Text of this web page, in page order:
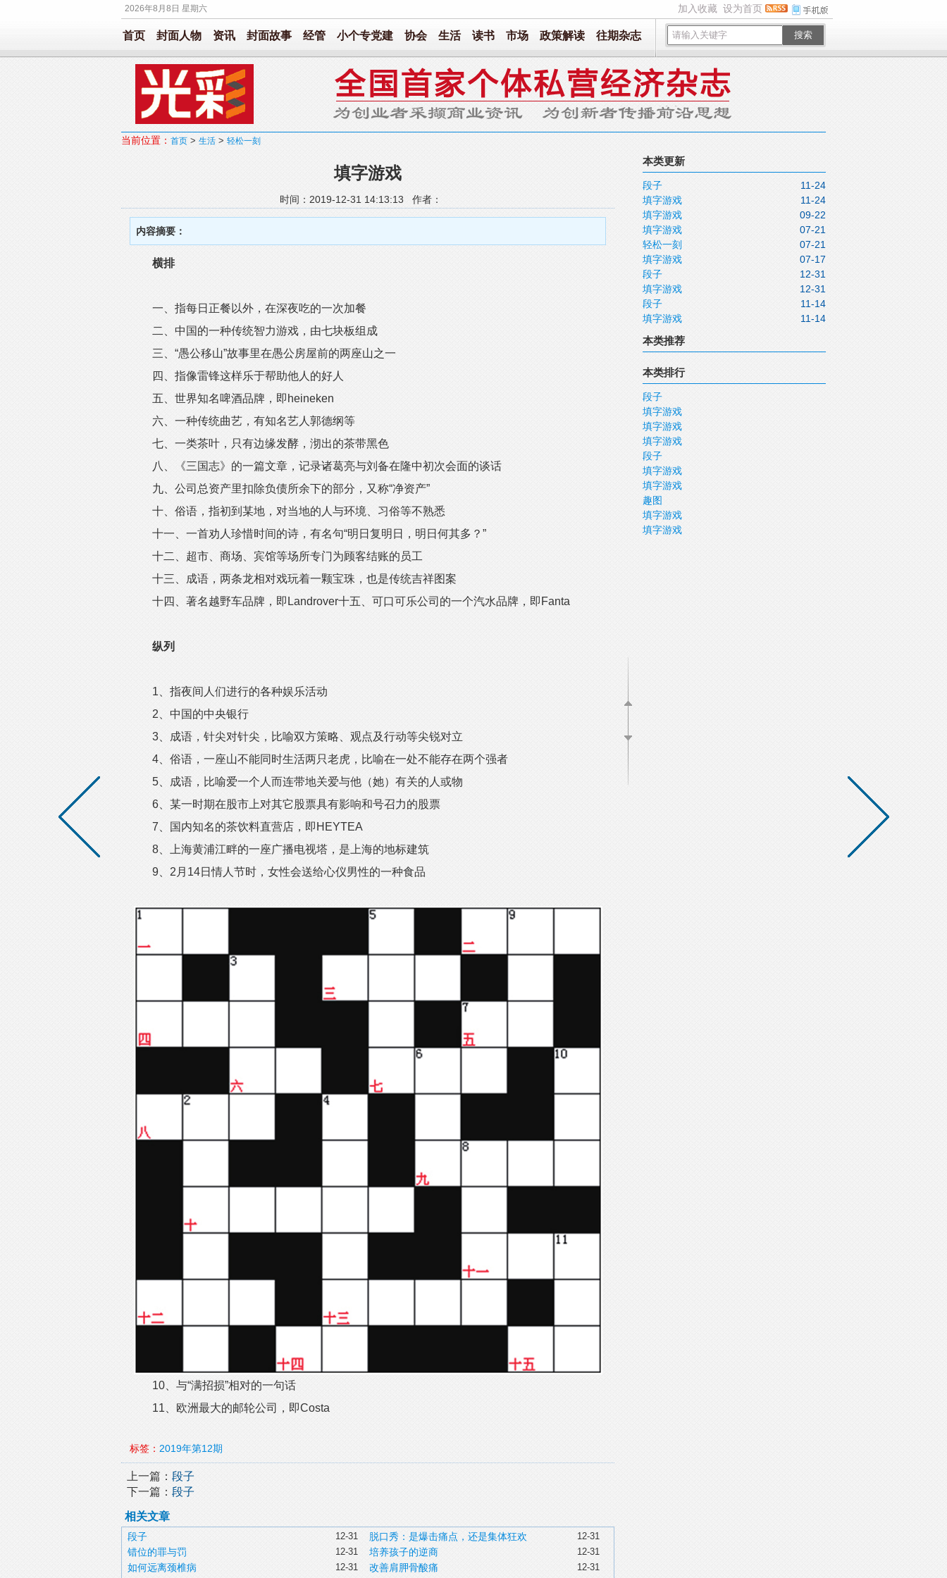
2026年8月8日 星期六 加入收藏 设为首页
搜索
首页 封面人物 资讯 封面故事 经管 小个专党建 协会 生活 读书 市场 政策解读 往期杂志
当前位置： 首页 > 生活 > 轻松一刻
填字游戏
时间：2019-12-31 14:13:13 作者：
内容摘要：
横排
一、指每日正餐以外，在深夜吃的一次加餐
二、中国的一种传统智力游戏，由七块板组成
三、“愚公移山”故事里在愚公房屋前的两座山之一
四、指像雷锋这样乐于帮助他人的好人
五、世界知名啤酒品牌，即heineken
六、一种传统曲艺，有知名艺人郭德纲等
七、一类茶叶，只有边缘发酵，沏出的茶带黑色
八、《三国志》的一篇文章，记录诸葛亮与刘备在隆中初次会面的谈话
九、公司总资产里扣除负债所余下的部分，又称“净资产”
十、俗语，指初到某地，对当地的人与环境、习俗等不熟悉
十一、一首劝人珍惜时间的诗，有名句“明日复明日，明日何其多？”
十二、超市、商场、宾馆等场所专门为顾客结账的员工
十三、成语，两条龙相对戏玩着一颗宝珠，也是传统吉祥图案
十四、著名越野车品牌，即Landrover十五、可口可乐公司的一个汽水品牌，即Fanta
纵列
1、指夜间人们进行的各种娱乐活动
2、中国的中央银行
3、成语，针尖对针尖，比喻双方策略、观点及行动等尖锐对立
4、俗语，一座山不能同时生活两只老虎，比喻在一处不能存在两个强者
5、成语，比喻爱一个人而连带地关爱与他（她）有关的人或物
6、某一时期在股市上对其它股票具有影响和号召力的股票
7、国内知名的茶饮料直营店，即HEYTEA
8、上海黄浦江畔的一座广播电视塔，是上海的地标建筑
9、2月14日情人节时，女性会送给心仪男性的一种食品
10、与“满招损”相对的一句话
11、欧洲最大的邮轮公司，即Costa
标签： 2019年第12期
上一篇： 段子
下一篇： 段子
相关文章
12-31
段子 12-31
脱口秀：是爆击痛点，还是集体狂欢
12-31
错位的罪与罚 12-31
培养孩子的逆商
12-31
如何远离颈椎病 12-31
改善肩胛骨酸痛
本类更新
11-24
段子
11-24
填字游戏
09-22
填字游戏
07-21
填字游戏
07-21
轻松一刻
07-17
填字游戏
12-31
段子
12-31
填字游戏
11-14
段子
11-14
填字游戏
本类推荐
本类排行
段子
填字游戏
填字游戏
填字游戏
段子
填字游戏
填字游戏
趣图
填字游戏
填字游戏